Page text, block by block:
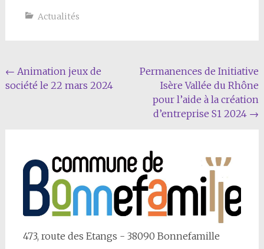
Actualités
Navigation
Article
← Animation jeux de
société le 22 mars 2024
Permanences de Initiative
Isère Vallée du Rhône
pour l’aide à la création
d’entreprise S1 2024 →
473, route des Etangs - 38090 Bonnefamille